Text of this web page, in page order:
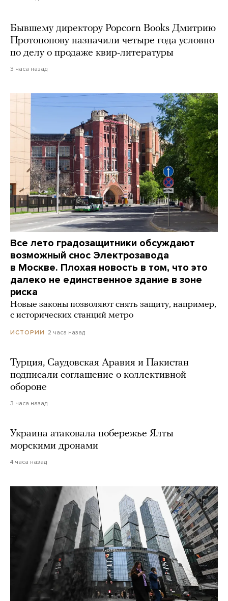
Бывшему директору Popcorn Books Дмитрию
Протопопову назначили четыре года условно
по делу о продаже квир-литературы
3 часа назад
Все лето градозащитники обсуждают
возможный снос Электрозавода
в Москве. Плохая новость в том, что это
далеко не единственное здание в зоне
риска
Новые законы позволяют снять защиту, например,
с исторических станций метро
ИСТОРИИ 2 часа назад
Турция, Саудовская Аравия и Пакистан
подписали соглашение о коллективной
обороне
3 часа назад
Украина атаковала побережье Ялты
морскими дронами
4 часа назад